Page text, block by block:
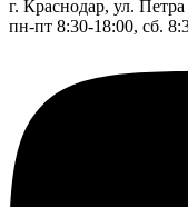
г. Краснодар, ул.
пн-пт 8:30-18:00, сб.